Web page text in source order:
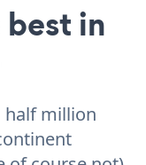
in
half million